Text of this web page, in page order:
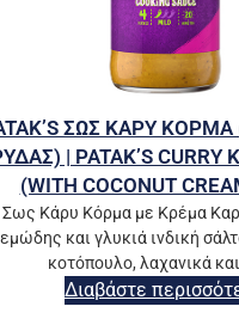
ΣΩΣ ΚΑΡΥ
| PATAK’S CURRY
(WITH COCONUT
Σως Κάρυ Κόρμα με Κρέμα
και γλυκιά ινδική
κοτόπουλο, λαχανικά
Διαβάστε